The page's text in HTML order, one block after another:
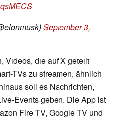
September 3,
Videos, die auf X geteilt
TVs zu streamen, ähnlich
soll es Nachrichten,
Events geben. Die App ist
Fire TV, Google TV und